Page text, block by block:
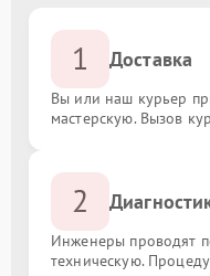
1 Доставка
Вы или наш курьер
мастерскую. Вызов
2
Инженеры проводят
техническую.